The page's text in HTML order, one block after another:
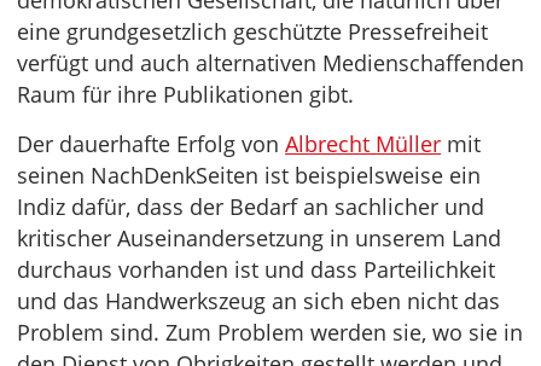
eine grundgesetzlich geschützte Pressefreiheit
verfügt und auch alternativen Medienschaffenden
Raum für ihre Publikationen gibt.
Der dauerhafte Erfolg von Albrecht Müller mit
seinen NachDenkSeiten ist beispielsweise ein
Indiz dafür, dass der Bedarf an sachlicher und
kritischer Auseinandersetzung in unserem Land
durchaus vorhanden ist und dass Parteilichkeit
und das Handwerkszeug an sich eben nicht das
Problem sind. Zum Problem werden sie, wo sie in